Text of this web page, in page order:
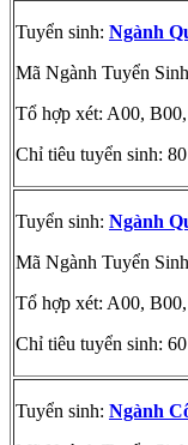
Tuyển sinh: Ngành
Mã Ngành Tuyển
Tổ hợp xét: A00,
Chỉ tiêu tuyển sinh: 80
Tuyển sinh: Ngành
Mã Ngành Tuyển
Tổ hợp xét: A00,
Chỉ tiêu tuyển sinh: 60
Tuyển sinh: Ngành